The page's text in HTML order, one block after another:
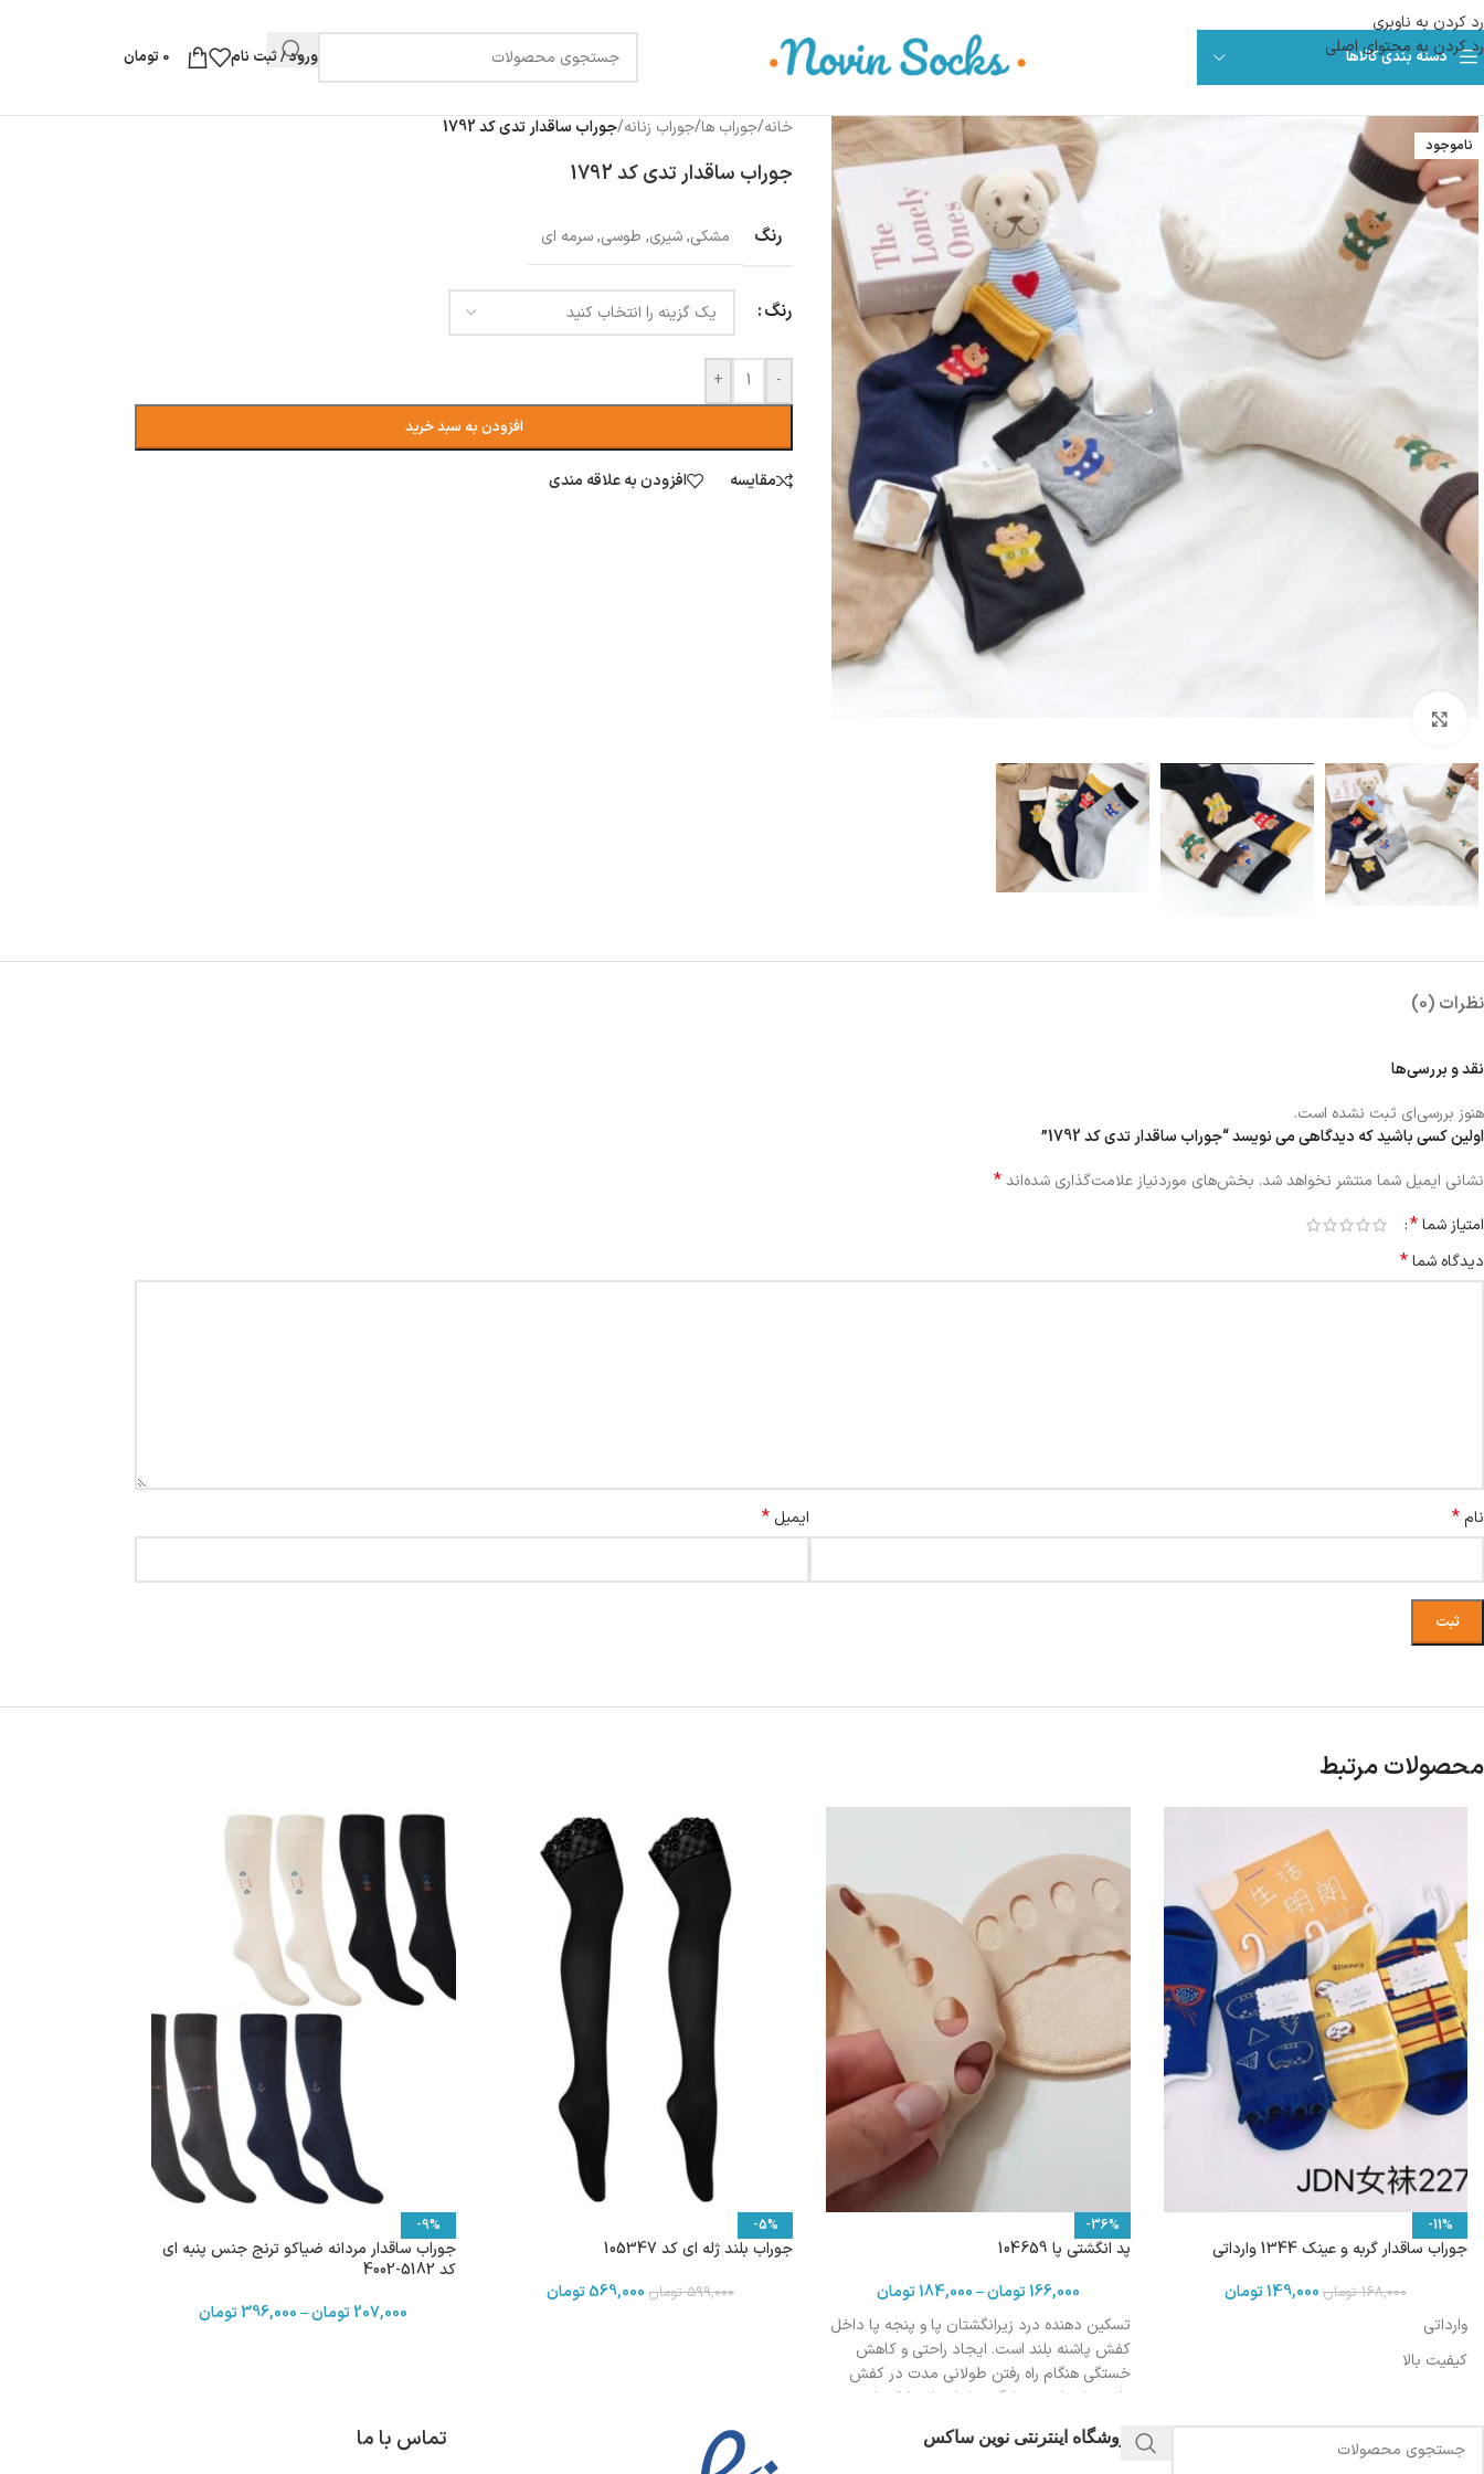
رد کردن به ناوبری
رد کردن به محتوای اصلی
دسته بندی کالاها ورود / ثبت نام 0 تومان
ناموجود
خانه/جوراب ها/جوراب زنانه/جوراب ساقدار تدی کد 1792
جوراب ساقدار تدی کد 1792
رنگ مشکی,شیری, طوسی,سرمه ای
رنگ
-
+
افزودن به سبد خرید
مقایسه افزودن به علاقه مندی
نظرات (0)
نقد و بررسی‌ها
هنوز بررسی‌ای ثبت نشده است.
اولین کسی باشید که دیدگاهی می نویسد “جوراب ساقدار تدی کد 1792”
نشانی ایمیل شما منتشر نخواهد شد. بخش‌های موردنیاز علامت‌گذاری شده‌اند*
امتیاز شما*
دیدگاه شما*
نام* ایمیل *
محصولات مرتبط
-11%
جوراب ساقدار گربه و عینک 1344 وارداتی
168,000 تومان 149,000تومان
وارداتی
کیفیت بالا
-36%
پد انگشتی پا 104659
166,000تومان–
184,000تومان
تسکین دهنده درد زیرانگشتان پا و پنجه پا داخل
کفش پاشنه بلند است. ایجاد راحتی و کاهش
خستگی هنگام راه رفتن طولانی مدت در کفش
پاشنه بلند است. جلوگیری از ایجاد تاول یا پوسته
پوسته شدن سینه پا داخل کفش پاشنه بلند
است.
-5%
جوراب بلند ژله ای کد 105347
599,000 تومان 569,000تومان
-9%
جوراب ساقدار مردانه ضیاکو ترنج جنس پنبه ای
کد 5182-4002
207,000تومان–
396,000تومان
فروشگاه اینترنتی نوین ساکس
تماس با ما